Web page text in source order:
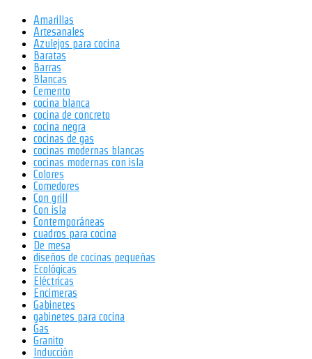
Amarillas
Artesanales
Azulejos para cocina
Baratas
Barras
Blancas
Cemento
cocina blanca
cocina de concreto
cocina negra
cocinas de gas
cocinas modernas blancas
cocinas modernas con isla
Colores
Comedores
Con grill
Con isla
Contemporáneas
cuadros para cocina
De mesa
diseños de cocinas pequeñas
Ecológicas
Eléctricas
Encimeras
Gabinetes
gabinetes para cocina
Gas
Granito
Inducción